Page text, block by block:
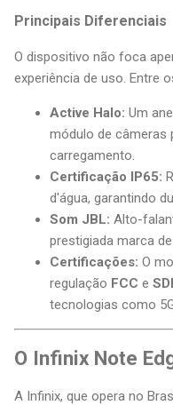
Principais Diferenciais
O dispositivo não foca
experiência de uso. Entre
Active Halo: Um
módulo de câmeras
carregamento.
Certificação IP65:
d'água, garantindo
Som JBL: Alto-
prestigiada marca
Certificações: O
regulação FCC e
tecnologias como
O Infinix Note
A Infinix, que opera no